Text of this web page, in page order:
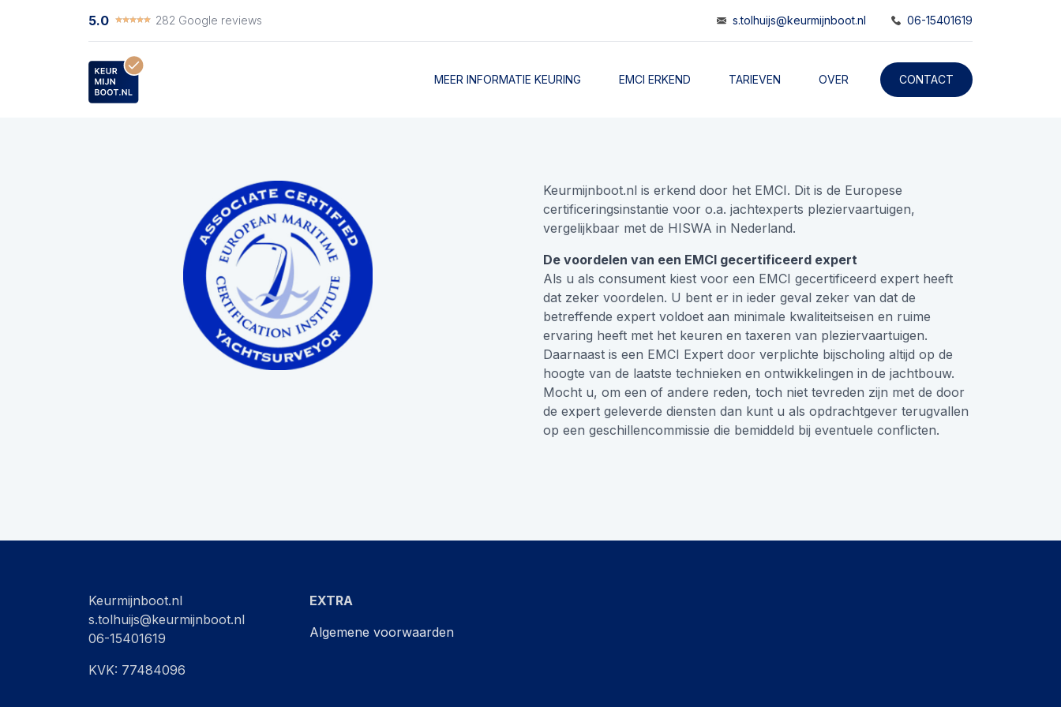
5.0 ⭑⭑⭑⭑⭑
⭑⭑⭑⭑⭑ 282 Google reviews s.tolhuijs@keurmijnboot.nl 06-15401619
MEER INFORMATIE KEURING EMCI ERKEND TARIEVEN OVER CONTACT
Keurmijnboot.nl is erkend door het EMCI. Dit is de Europese
certificeringsinstantie voor o.a. jachtexperts pleziervaartuigen,
vergelijkbaar met de HISWA in Nederland.
De voordelen van een EMCI gecertificeerd expert
Als u als consument kiest voor een EMCI gecertificeerd expert heeft
dat zeker voordelen. U bent er in ieder geval zeker van dat de
betreffende expert voldoet aan minimale kwaliteitseisen en ruime
ervaring heeft met het keuren en taxeren van pleziervaartuigen.
Daarnaast is een EMCI Expert door verplichte bijscholing altijd op de
hoogte van de laatste technieken en ontwikkelingen in de jachtbouw.
Mocht u, om een of andere reden, toch niet tevreden zijn met de door
de expert geleverde diensten dan kunt u als opdrachtgever terugvallen
op een geschillencommissie die bemiddeld bij eventuele conflicten.
Keurmijnboot.nl
s.tolhuijs@keurmijnboot.nl
06-15401619
K VK: 77484096
EXTRA
Algemene voorwaarden